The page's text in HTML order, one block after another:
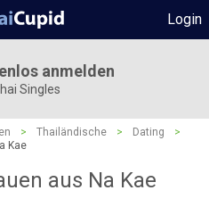
Login
anmelden
Singles
> Thailändische > Dating
>
Kae
aus Na Kae